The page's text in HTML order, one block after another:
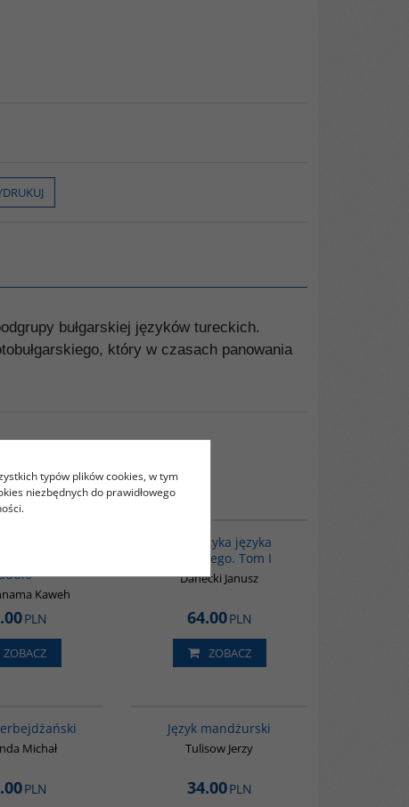
bułgarskiej języków tureckich.
który w czasach panowania
Kaweh
PLN
ZOBACZ
Gramatyka języka
arabskiego. Tom I
Danecki Janusz
64.00PLN
ZOBACZ
Michał
PLN
Język mandżurski
Tulisow Jerzy
34.00PLN
typów plików cookies, w tym
niezbędnych do prawidłowego